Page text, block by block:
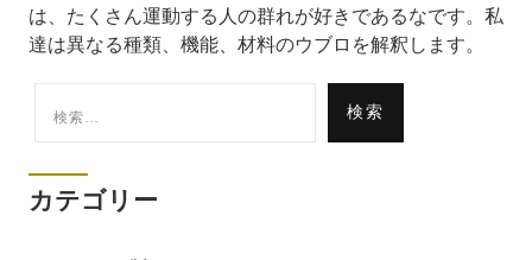
は、たくさん運動する人の群れが好きであるなです。私
達は異なる種類、機能、材料のウブロを解釈します。
索:
カテゴリー